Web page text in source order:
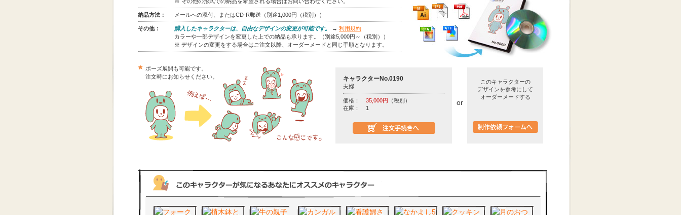
納品方法： メールへの添付、またはCD-R郵送（別途1,000円（税別））
その他： 購入したキャラクターは、自由なデザインの変更が可能です。 →利用規約
カラーや一部デザインを変更した上での納品も承ります。（別途5,000円～（税別））
※ デザインの変更をする場合はご注文以降、オーダーメードと同じ手順となります。
ポーズ展開も可能です。
注文時にお知らせください。
キャラクターNo.0190
夫婦
価格： 35,000円 （税別）
在庫：
1
or
このキャラクターの
デザインを参考にして
オーダーメードする